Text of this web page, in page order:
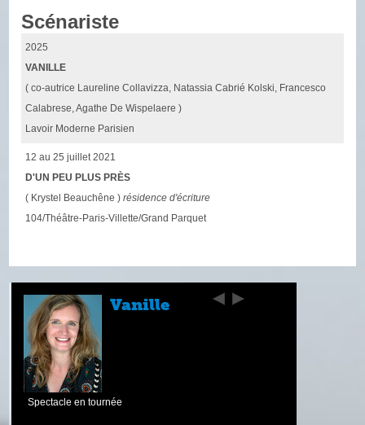
Scénariste
2025
VANILLE
( co-autrice Laureline Collavizza, Natassia Cabrié Kolski, Francesco
Calabrese, Agathe De Wispelaere )
Lavoir Moderne Parisien
12 au 25 juillet 2021
D'UN PEU PLUS PRÈS
( Krystel Beauchêne )résidence d'écriture
104/Théâtre-Paris-Villette/Grand Parquet
Vanille
Spectacle en tournée